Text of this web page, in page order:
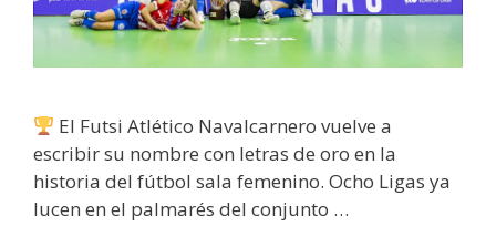
El Futsi Atlético Navalcarnero vuelve a
escribir su nombre con letras de oro en la
historia del fútbol sala femenino. Ocho Ligas ya
lucen en el palmarés del conjunto …